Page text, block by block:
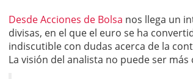
septiembre 26, 2023
El enigma del aceite de oliva:
extranjero? septiembre 22,
Desde Acciones de Bolsa nos llega un
divisas, en el que el euro se ha
indiscutible con dudas acerca de la
La visión del analista no puede ser más